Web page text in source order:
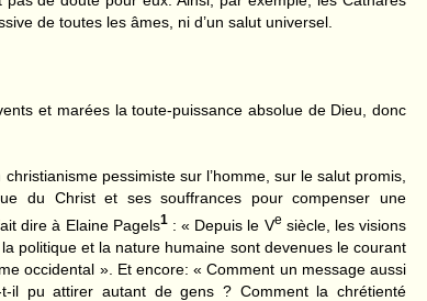
de toutes les âmes, ni d’un salut universel.
et marées la toute-puissance absolue de Dieu, donc
pessimiste sur l’homme, sur le salut promis,
du Christ et ses souffrances pour compenser une
dire à Elaine Pagels1: « Depuis le Ve siècle, les visions
politique et la nature humaine sont devenues le courant
occidental ». Et encore: « Comment un message aussi
il pu attirer autant de gens ? Comment la chrétienté